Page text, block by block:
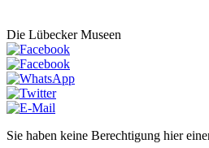
Die Lübecker Museen
Sie haben keine Berechtigung hier